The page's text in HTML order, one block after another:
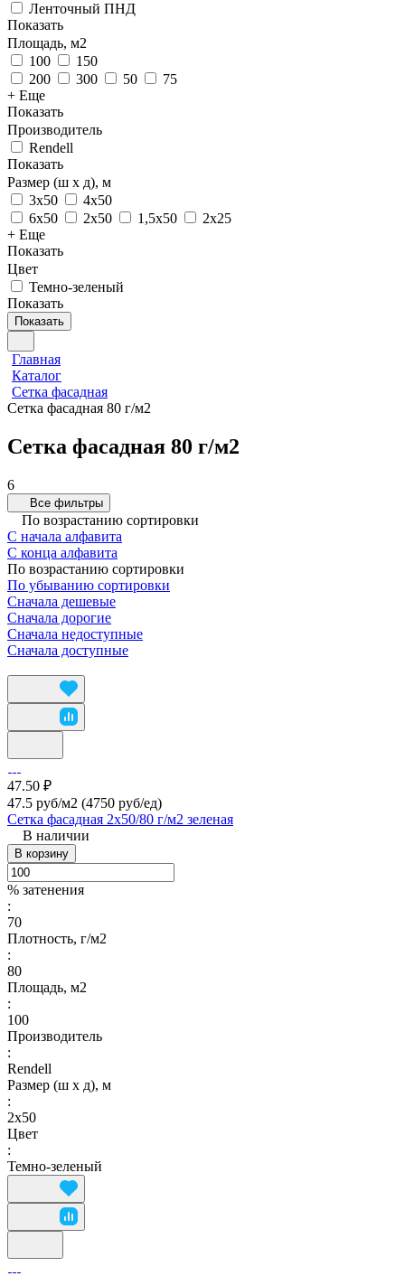
Ленточный ПНД
Показать
Площадь, м2
100
150
200
300 50
75
+ Еще
Показать
Производитель
Rendell
Показать
Размер (ш х д), м
3х50
4х50
6х50
2х50 1,5х50
2х25
+ Еще
Показать
Цвет
Темно-зеленый
Показать
Показать
Главная
Каталог
Сетка фасадная
Сетка фасадная 80 г/м2
Сетка фасадная 80 г/м2
6
Все фильтры
По возрастанию сортировки
С начала алфавита
С конца алфавита
По возрастанию сортировки
По убыванию сортировки
Сначала дешевые
Сначала дорогие
Сначала недоступные
Сначала доступные
47.50 ₽
47.5 руб/м2 (4750 руб/eд)
Сетка фасадная 2х50/80 г/м2 зеленая
В наличии
В корзину
% затенения
:
70
Плотность, г/м2
:
80
Площадь, м2
:
100
Производитель
:
Rendell
Размер (ш х д), м
:
2х50
Цвет
:
Темно-зеленый